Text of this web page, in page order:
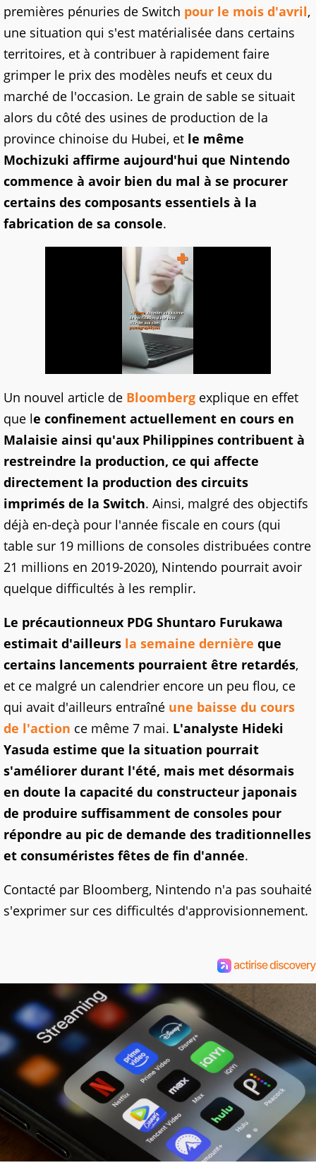
premières pénuries de Switch pour le mois d'avril,
une situation qui s'est matérialisée dans certains
territoires, et à contribuer à rapidement faire
grimper le prix des modèles neufs et ceux du
marché de l'occasion. Le grain de sable se situait
alors du côté des usines de production de la
province chinoise du Hubei, et le même
Mochizuki affirme aujourd'hui que Nintendo
commence à avoir bien du mal à se procurer
certains des composants essentiels à la
fabrication de sa console.
Un nouvel article de Bloomberg explique en effet
que le confinement actuellement en cours en
Malaisie ainsi qu'aux Philippines contribuent à
restreindre la production, ce qui affecte
directement la production des circuits
imprimés de la Switch. Ainsi, malgré des objectifs
déjà en-deçà pour l'année fiscale en cours (qui
table sur 19 millions de consoles distribuées contre
21 millions en 2019-2020), Nintendo pourrait avoir
quelque difficultés à les remplir.
Le précautionneux PDG Shuntaro Furukawa
estimait d'ailleurs la semaine dernière que
certains lancements pourraient être retardés,
et ce malgré un calendrier encore un peu flou, ce
qui avait d'ailleurs entraîné une baisse du cours
de l'action ce même 7 mai. L'analyste Hideki
Yasuda estime que la situation pourrait
s'améliorer durant l'été, mais met désormais
en doute la capacité du constructeur japonais
de produire suffisamment de consoles pour
répondre au pic de demande des traditionnelles
et consuméristes fêtes de fin d'année.
Contacté par Bloomberg, Nintendo n'a pas souhaité
s'exprimer sur ces difficultés d'approvisionnement.